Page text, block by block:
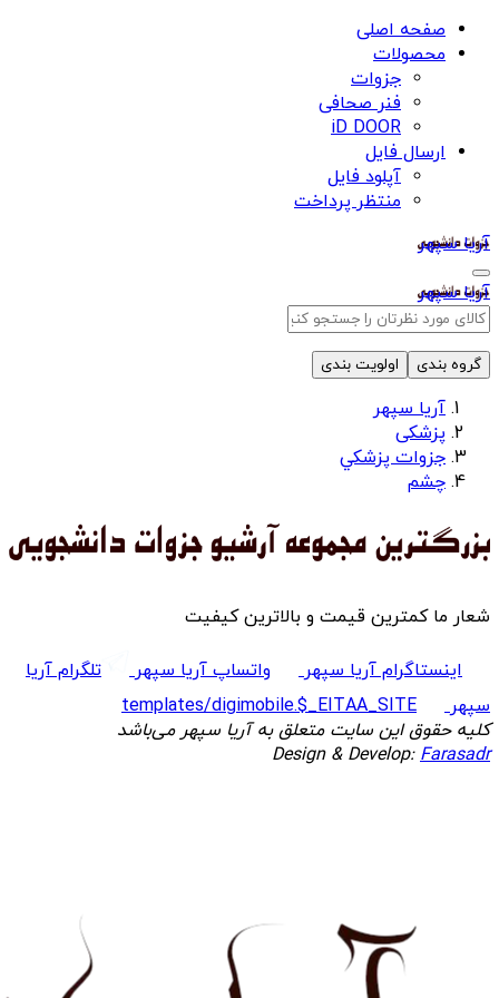
صفحه اصلی
محصولات
جزوات
فنر صحافی
iD DOOR
ارسال فایل
آپلود فایل
منتظر پرداخت
آریا سپهر
آریا سپهر
گروه بندی اولویت بندی
آریا سپهر
پزشکی
جزوات پزشكي
چشم
شعار ما کمترین قیمت و بالاترین کیفیت
اینستاگرام آریا سپهر واتساپ آریا سپهر
تلگرام آریا
سپهر
templates/digimobile.$_EITAA_SITE
کلیه حقوق این سایت متعلق به آریا سپهر می‌باشد
Design & Develop:Farasadr